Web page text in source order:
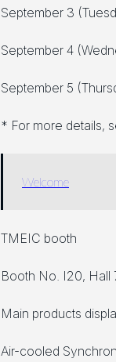
September 3
September 4
September 5
* For more details,
Welcome
TMEIC booth
Booth No. I20, Hall
Main products
Air-cooled